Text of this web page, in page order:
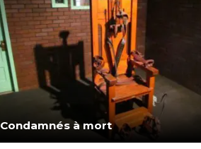
Condamnés à mort